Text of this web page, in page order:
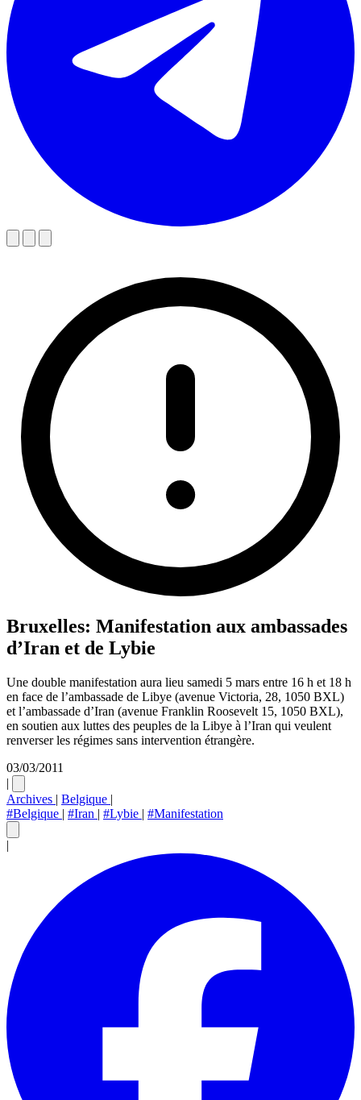
Bruxelles: Manifestation aux ambassades
d’Iran et de Lybie
Une double manifestation aura lieu samedi 5 mars entre 16 h et 18 h
en face de l’ambassade de Libye (avenue Victoria, 28, 1050 BXL)
et l’ambassade d’Iran (avenue Franklin Roosevelt 15, 1050 BXL),
en soutien aux luttes des peuples de la Libye à l’Iran qui veulent
renverser les régimes sans intervention étrangère.
03/03/2011
|
Archives | Belgique |
#Belgique | #Iran | #Lybie | #Manifestation
|